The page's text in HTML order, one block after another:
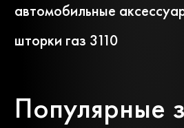
Популярные
автомобильные
шторки газ 3110